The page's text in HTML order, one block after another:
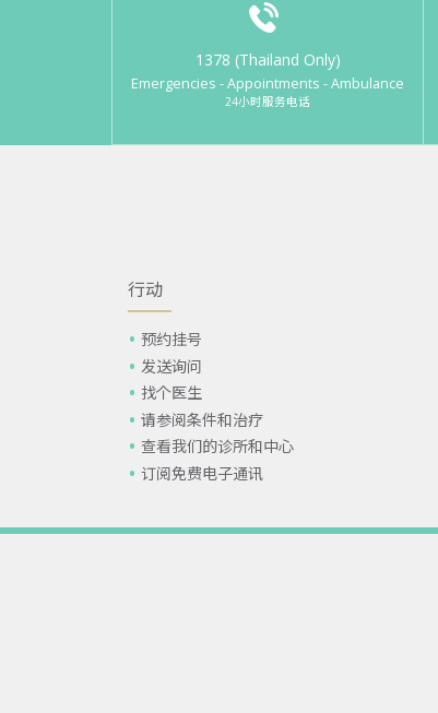
1378 (Thailand Only)
Emergencies - Appointments - Ambulance
24小时服务电话
行动
预约挂号
发送询问
找个医生
请参阅条件和治疗
查看我们的诊所和中心
订阅免费电子通讯